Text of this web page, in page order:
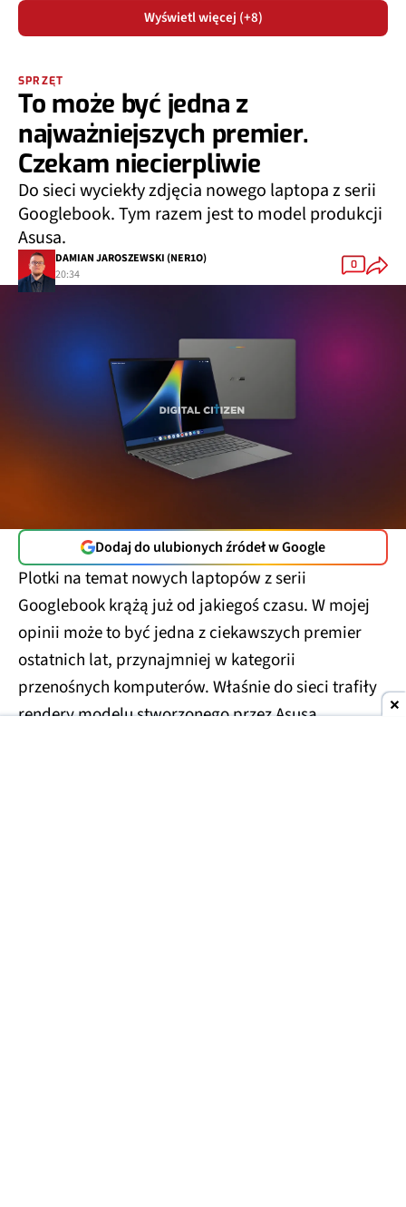
Wyświetl więcej (+8)
SPRZĘT
To może być jedna z
najważniejszych premier.
Czekam niecierpliwie
Do sieci wyciekły zdjęcia nowego laptopa z serii
Googlebook. Tym razem jest to model produkcji
Asusa.
DAMIAN JAROSZEWSKI (NER1O)
20:34
0
Dodaj do ulubionych źródeł w Google
Plotki na temat nowych laptopów z serii
Googlebook krążą już od jakiegoś czasu. W mojej
opinii może to być jedna z ciekawszych premier
ostatnich lat, przynajmniej w kategorii
przenośnych komputerów. Właśnie do sieci trafiły
rendery modelu stworzonego przez Asusa.